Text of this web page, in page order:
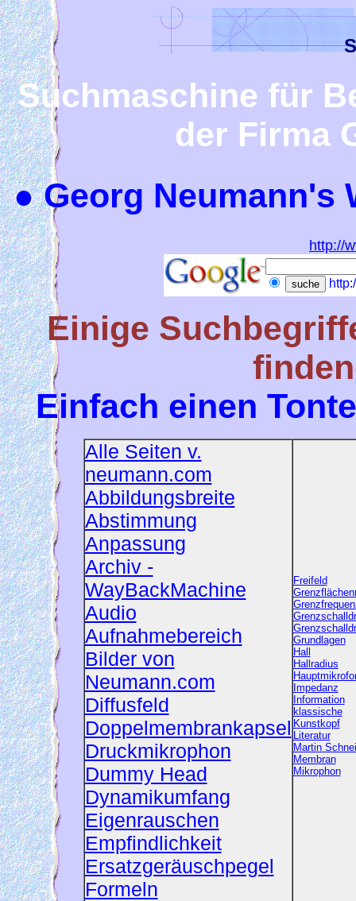
Suchmaschine für
der Firma
● Georg Neumann's
http://
Einige
Einfach einen
Alle Seiten v.
neumann.com
Abbildungsbreite
Abstimmung
Anpassung
Archiv -
WayBackMachine
Audio
Aufnahmebereich
Bilder von
Neumann.com
Diffusfeld
Doppelmembrankapsel
Druckmikrophon
Dummy Head
Dynamikumfang
Eigenrauschen
Empfindlichkeit
Ersatzgeräuschpegel
Formeln
Freifeld
Grundlagen
Hall
Hallradius
Impedanz
Information
klassische
Kunstkopf
Literatur
Martin
Membran
Mikrophon